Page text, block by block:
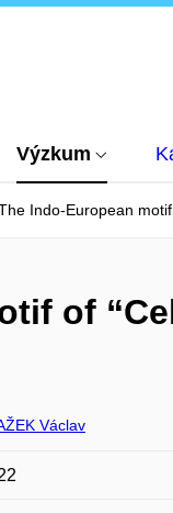
Výzkum
Indo-European
of
Václav